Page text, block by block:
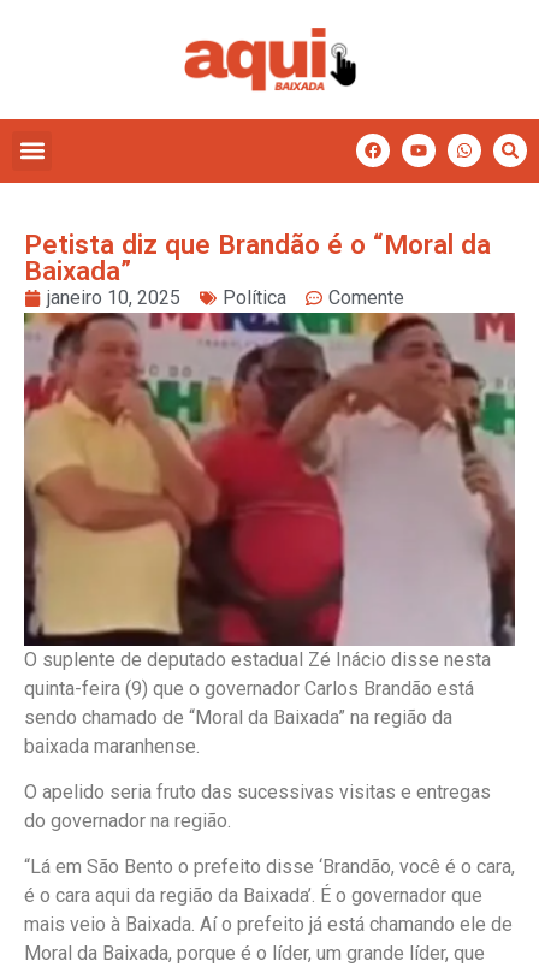
Petista diz que Brandão é o “Moral da
Baixada”
janeiro 10, 2025 Política Comente
O suplente de deputado estadual Zé Inácio disse nesta
quinta-feira (9) que o governador Carlos Brandão está
sendo chamado de “Moral da Baixada” na região da
baixada maranhense.
O apelido seria fruto das sucessivas visitas e entregas
do governador na região.
“Lá em São Bento o prefeito disse ‘Brandão, você é o cara,
é o cara aqui da região da Baixada’. É o governador que
mais veio à Baixada. Aí o prefeito já está chamando ele de
Moral da Baixada, porque é o líder, um grande líder, que